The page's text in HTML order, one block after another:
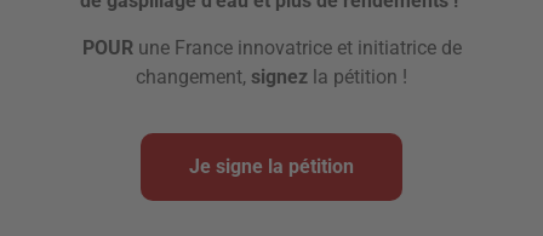
POURune France innovatrice et initiatrice de
changement, signez la pétition !
Je signe la pétition